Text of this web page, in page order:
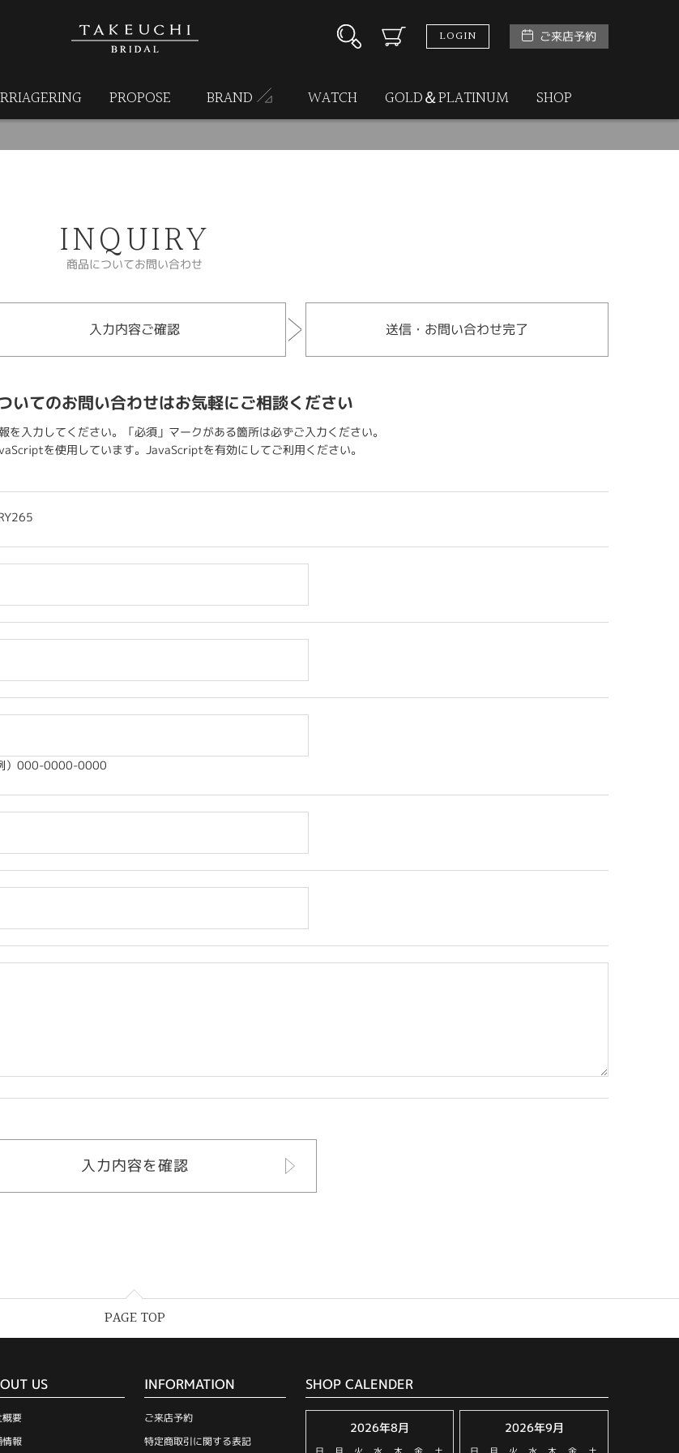
LOGIN ご来店予約
PROPOSE BRAND WATCH GOLD＆PLATINUM SHOP
INQUIRY
商品についてお問い合わせ
入力内容ご確認 送信・お問い合わせ完了
いてのお問い合わせはお気軽にご相談ください
を入力してください。「必須」マークがある箇所は必ずご入力ください。
を使用しています。JavaScriptを有効にしてご利用ください。
）000-0000-0000
PAGE TOP
US
要
報
INFORMATION
ご来店予約
特定商取引に関する表記
SHOP CALENDER
2026年8月 2026年9月